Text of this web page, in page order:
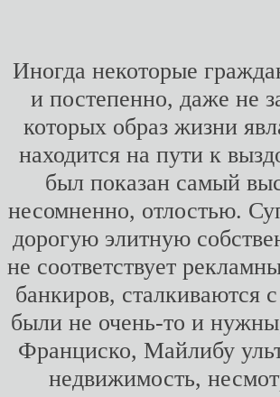
Иногда некоторые
и постепенно, даже не
которых образ жизни
находится на пути к
был показан самый
несомненно, отлостью.
дорогую элитную
не соответствует
банкиров, сталкиваются
были не очень-то и
Франциско, Майлибу
недвижимость,